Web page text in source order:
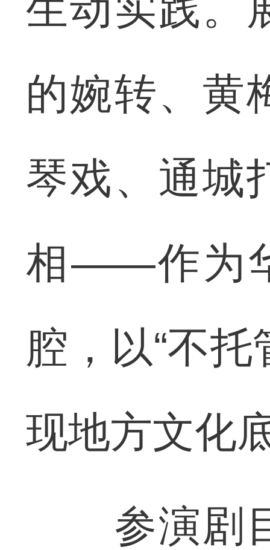
的婉转、黄
琴戏、通城
相——作为
腔，以“不
现地方文化
参演剧目